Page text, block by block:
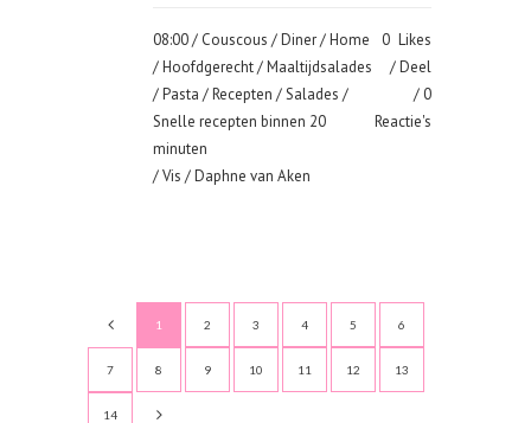
08:00 / Couscous /Diner/Home
/Hoofdgerecht/Maaltijdsalades
/Pasta /Recepten /Salades /
Snelle recepten binnen 20
minuten
/Vis / Daphne van Aken
0 Likes
Deel
0
Reactie's
1 2 3 4 5 6
7 8 9 10 11 12 13
14